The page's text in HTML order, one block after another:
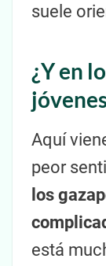
suele
¿Y en
Aquí
peor
los
está